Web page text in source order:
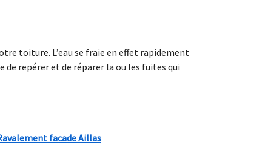
toiture. L’eau se fraie en effet rapidement
de repérer et de réparer la ou les fuites qui
facade Aillas